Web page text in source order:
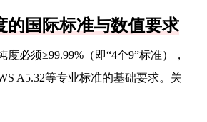
的国际标准与数值要求
必须≥99.99%（即“4个9”标准），
A5.32等专业标准的基础要求。关